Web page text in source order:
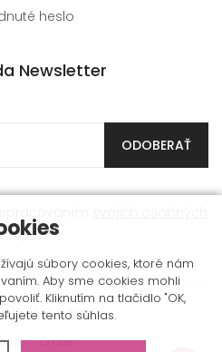
heslo
Newsletter
ODOBERAŤ
.
© 2009 - 2026
O nás
súbory cookies, ktoré nám
Aby sme cookies mohli
Kliknutím na tlačidlo "OK,
tento súhlas.